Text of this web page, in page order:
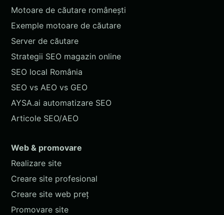
Motoare de căutare românești
Exemple motoare de căutare
Server de căutare
Strategii SEO magazin online
SEO local România
SEO vs AEO vs GEO
AYSA.ai automatizare SEO
Articole SEO/AEO
Web & promovare
Realizare site
Creare site profesional
Creare site web preț
Promovare site